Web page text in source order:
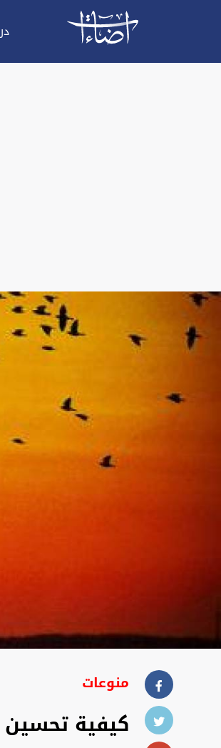
منوعات
كيفية تحسين